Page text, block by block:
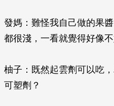
發媽：難怪我自己做的果
都很淺，一看就覺得好像不
柚子：既然起雲劑可以吃
可塑劑？